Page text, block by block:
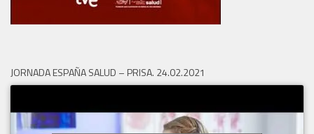
JORNADA ESPAÑA SALUD – PRISA. 24.02.2021